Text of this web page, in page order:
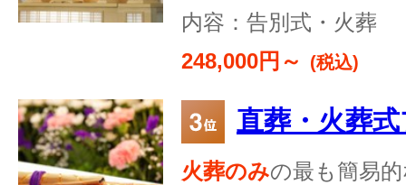
内容：告別式・火葬
248,000円～
(税込)
直葬・火葬
火葬のみの最も簡易